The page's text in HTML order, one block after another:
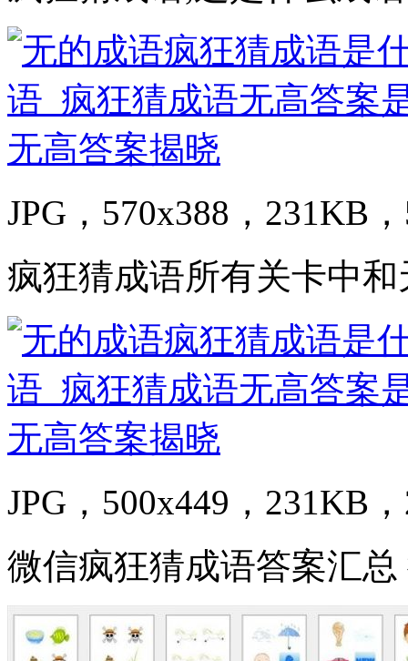
JPG，570x388，231KB
疯狂猜成语所有关卡中
JPG，500x449，231KB
微信疯狂猜成语答案汇